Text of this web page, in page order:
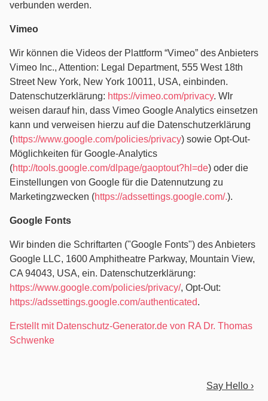
verbunden werden.
Vimeo
Wir können die Videos der Plattform “Vimeo” des Anbieters
Vimeo Inc., Attention: Legal Department, 555 West 18th
Street New York, New York 10011, USA, einbinden.
Datenschutzerklärung: https://vimeo.com/privacy. WIr
weisen darauf hin, dass Vimeo Google Analytics einsetzen
kann und verweisen hierzu auf die Datenschutzerklärung
(https://www.google.com/policies/privacy) sowie Opt-Out-
Möglichkeiten für Google-Analytics
(http://tools.google.com/dlpage/gaoptout?hl=de) oder die
Einstellungen von Google für die Datennutzung zu
Marketingzwecken (https://adssettings.google.com/.).
Google Fonts
Wir binden die Schriftarten ("Google Fonts") des Anbieters
Google LLC, 1600 Amphitheatre Parkway, Mountain View,
CA 94043, USA, ein. Datenschutzerklärung:
https://www.google.com/policies/privacy/, Opt-Out:
https://adssettings.google.com/authenticated.
Erstellt mit Datenschutz-Generator.de von RA Dr. Thomas
Schwenke
Say Hello ›